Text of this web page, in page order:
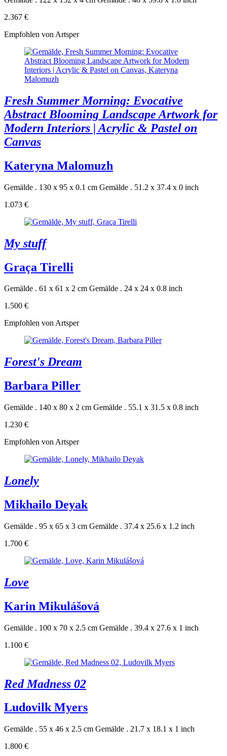
2.367 €
Empfohlen von Artsper
Fresh Summer Morning: Evocative
Abstract Blooming Landscape Artwork for
Modern Interiors | Acrylic & Pastel on
Canvas
Kateryna Malomuzh
Gemälde . 130 x 95 x 0.1 cm Gemälde . 51.2 x 37.4 x 0 inch
1.073 €
My stuff
Graça Tirelli
Gemälde . 61 x 61 x 2 cm Gemälde . 24 x 24 x 0.8 inch
1.500 €
Empfohlen von Artsper
Forest's Dream
Barbara Piller
Gemälde . 140 x 80 x 2 cm Gemälde . 55.1 x 31.5 x 0.8 inch
1.230 €
Empfohlen von Artsper
Lonely
Mikhailo Deyak
Gemälde . 95 x 65 x 3 cm Gemälde . 37.4 x 25.6 x 1.2 inch
1.700 €
Love
Karin Mikulášová
Gemälde . 100 x 70 x 2.5 cm Gemälde . 39.4 x 27.6 x 1 inch
1.100 €
Red Madness 02
Ludovilk Myers
Gemälde . 55 x 46 x 2.5 cm Gemälde . 21.7 x 18.1 x 1 inch
1.800 €